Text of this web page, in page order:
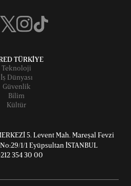
TÜRKİYE
Teknoloji
İş Dünyası
Güvenlik
Bilim
Kültür
5. Levent Mah. Mareşal Fevzi
1/1 Eyüpsultan İSTANBUL
354 30 00